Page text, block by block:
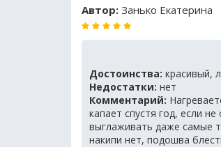
Автор: Занько Екатерина
Достоинства: красивый,
Недостатки: нет
Комментарий:
капает спустя год, если
выглаживать даже самые
накипи нет, подошва